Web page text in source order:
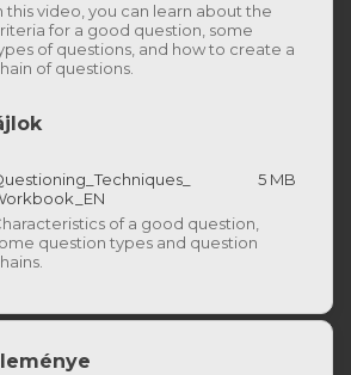
this video, you can learn about the
for a good question, some
of questions, and how to create a
of questions.
5 MB
of a good question,
question types and question